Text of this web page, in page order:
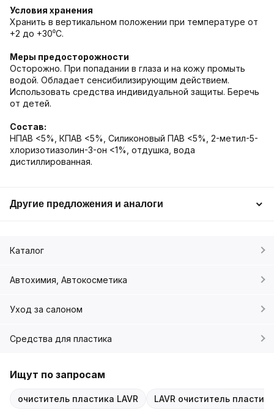
Условия хранения
Хранить в вертикальном положении при температуре от
+2 до +30⁰С.
Меры предосторожности
Осторожно. При попадании в глаза и на кожу промыть
водой. Обладает сенсибилизирующим действием.
Использовать средства индивидуальной защиты. Беречь
от детей.
Состав:
НПАВ <5%, КПАВ <5%, Силиконовый ПАВ <5%, 2-метил-5-
хлоризотиазолин-3-он <1%, отдушка, вода
дистиллированная.
Другие предложения и аналоги
Каталог
Автохимия, Автокосметика
Уход за салоном
Средства для пластика
Ищут по запросам
очиститель пластика LAVR LAVR очиститель